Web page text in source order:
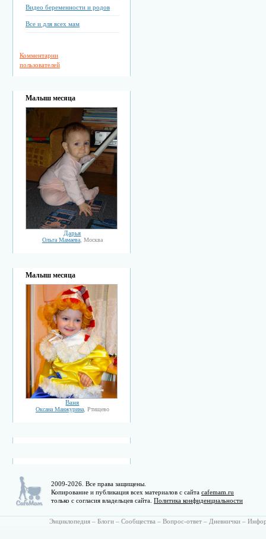
Видео беременности и родов
Все и для всех мам
Комментарии
пользователей
Малыш месяца
Дарья
Ольга Мамаева , Москва
Малыш месяца
Ваня
Оксана Манжурина, Ртищево
2009-2026. Все права защищены.
Копирование и публикация всех материалов с сайта cafemam.ru
только с согласия владельцев сайта. Политика конфиденциальности
Энциклопедия – Блоги – Сообщества – Вопрос-ответ – Дневнички –